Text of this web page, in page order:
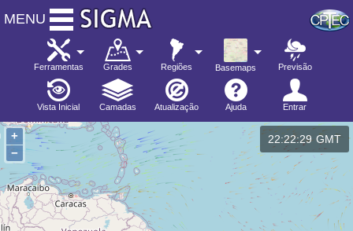
MENU
Ferramentas Grades Regiões Basemaps Previsão
Vista Inicial Camadas Atualização Ajuda Entrar
+
−
22:22:30